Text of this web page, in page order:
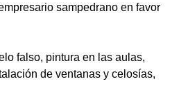
sampedrano en favor
falso, pintura en las aulas,
de ventanas y celosías,